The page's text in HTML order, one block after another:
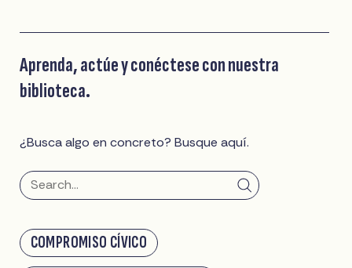
Aprenda, actúe y conéctese con nuestra
biblioteca.
¿Busca algo en concreto? Busque aquí.
COMPROMISO CÍVICO